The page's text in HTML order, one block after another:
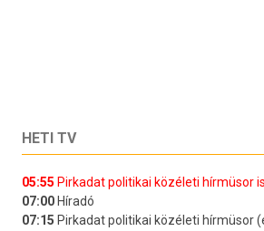
HETI TV